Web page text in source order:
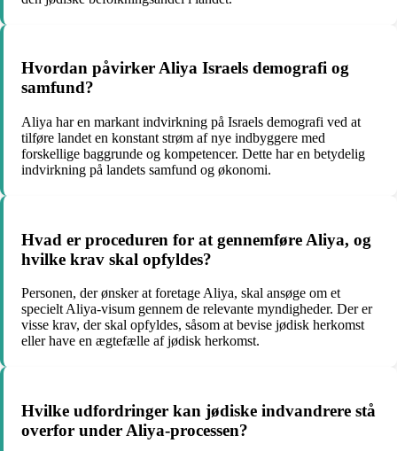
Hvordan påvirker Aliya Israels demografi og
samfund?
Aliya har en markant indvirkning på Israels demografi ved at
tilføre landet en konstant strøm af nye indbyggere med
forskellige baggrunde og kompetencer. Dette har en betydelig
indvirkning på landets samfund og økonomi.
Hvad er proceduren for at gennemføre Aliya, og
hvilke krav skal opfyldes?
Personen, der ønsker at foretage Aliya, skal ansøge om et
specielt Aliya-visum gennem de relevante myndigheder. Der er
visse krav, der skal opfyldes, såsom at bevise jødisk herkomst
eller have en ægtefælle af jødisk herkomst.
Hvilke udfordringer kan jødiske indvandrere stå
overfor under Aliya-processen?